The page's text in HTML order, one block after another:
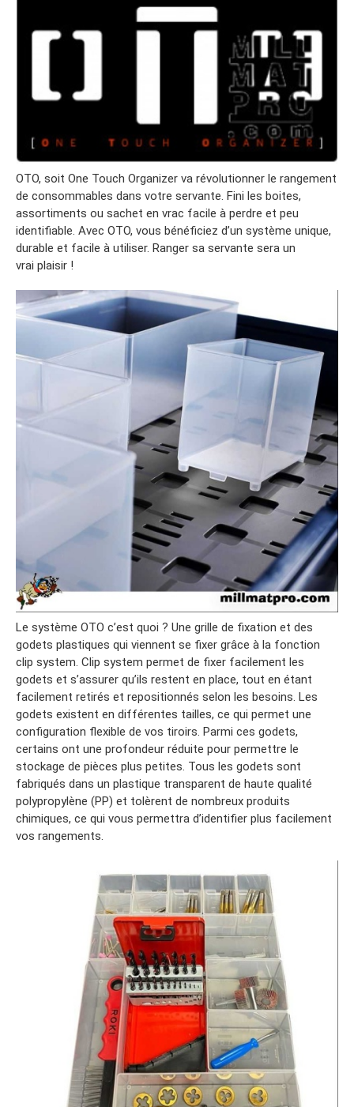
OTO, soit One Touch Organizer va révolutionner le rangement
de consommables dans votre servante. Fini les boites,
assortiments ou sachet en vrac facile à perdre et peu
identifiable. Avec OTO, vous bénéficiez d’un système unique,
durable et facile à utiliser. Ranger sa servante sera un
vrai plaisir !
Le système OTO c’est quoi ? Une grille de fixation et des
godets plastiques qui viennent se fixer grâce à la fonction
clip system. Clip system permet de fixer facilement les
godets et s’assurer qu’ils restent en place, tout en étant
facilement retirés et repositionnés selon les besoins. Les
godets existent en différentes tailles, ce qui permet une
configuration flexible de vos tiroirs. Parmi ces godets,
certains ont une profondeur réduite pour permettre le
stockage de pièces plus petites. Tous les godets sont
fabriqués dans un plastique transparent de haute qualité
polypropylène (PP) et tolèrent de nombreux produits
chimiques, ce qui vous permettra d’identifier plus facilement
vos rangements.